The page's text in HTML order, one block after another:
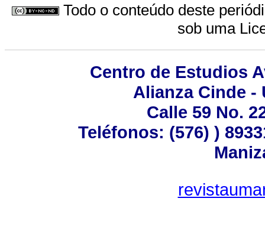
Todo o conteúdo deste
sob uma
Centro de Estudios
Alianza Cinde -
Calle 59 No.
Teléfonos: (576) )